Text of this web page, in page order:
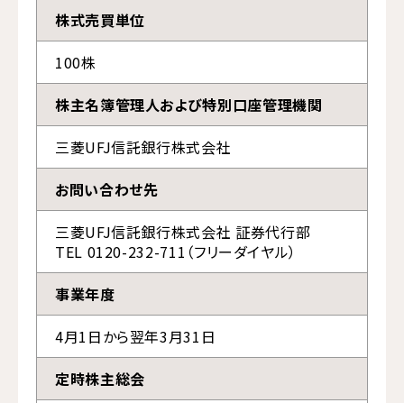
株式売買単位
100株
株主名簿管理人および特別口座管理機関
三菱UFJ信託銀行株式会社
お問い合わせ先
三菱UFJ信託銀行株式会社 証券代行部
TEL 0120-232-711（フリーダイヤル）
事業年度
4月1日から翌年3月31日
定時株主総会